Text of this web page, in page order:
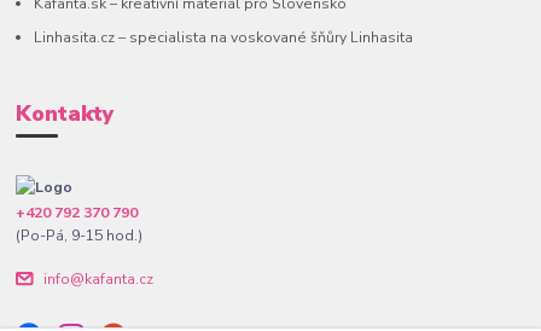
Kafanta.sk – kreativní materiál pro Slovensko
Linhasita.cz – specialista na voskované šňůry Linhasita
Kontakty
+420 792 370 790
(Po-Pá, 9-15 hod.)
info@kafanta.cz